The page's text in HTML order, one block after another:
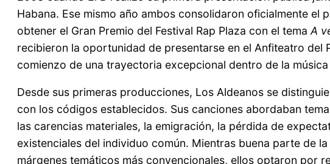
Habana. Ese mismo año ambos consolidaron oficialmente
obtener el Gran Premio del Festival Rap Plaza con el tema A
recibieron la oportunidad de presentarse en el Anfiteatro del
comienzo de una trayectoria excepcional dentro de la
Desde sus primeras producciones, Los Aldeanos se
con los códigos establecidos. Sus canciones abordaban
las carencias materiales, la emigración, la pérdida de
existenciales del individuo común. Mientras buena parte de
márgenes temáticos más convencionales, ellos optaron por